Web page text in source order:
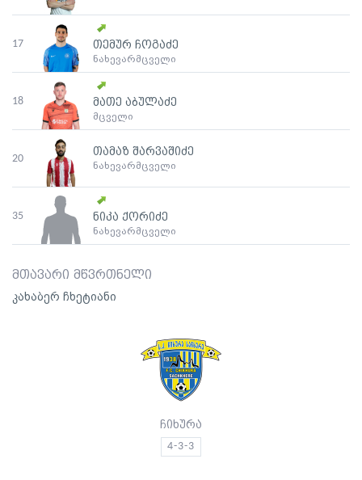
17 თემურ ჩოგაძე
ნახევარმცველი
18 მათე აბულაძე
მცველი
20
თამაზ შარვაშიძე
ნახევარმცველი
35 ნიკა ქორიძე
ნახევარმცველი
მთავარი მწვრთნელი
კახაბერ ჩხეტიანი
ჩიხურა
4-3-3